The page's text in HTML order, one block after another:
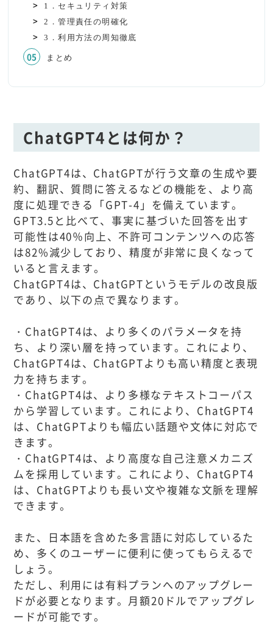
1．セキュリティ対策
2．管理責任の明確化
3．利用方法の周知徹底
まとめ
ChatGPT4とは何か？
ChatGPT4は、ChatGPTが行う文章の生成や要
約、翻訳、質問に答えるなどの機能を、より高
度に処理できる「GPT-4」を備えています。
GPT3.5と比べて、事実に基づいた回答を出す
可能性は40％向上、不許可コンテンツへの応答
は82%減少しており、精度が非常に良くなって
いると言えます。
ChatGPT4は、ChatGPTというモデルの改良版
であり、以下の点で異なります。
・ChatGPT4は、より多くのパラメータを持
ち、より深い層を持っています。これにより、
ChatGPT4は、ChatGPTよりも高い精度と表現
力を持ちます。
・ChatGPT4は、より多様なテキストコーパス
から学習しています。これにより、ChatGPT4
は、ChatGPTよりも幅広い話題や文体に対応で
きます。
・ChatGPT4は、より高度な自己注意メカニズ
ムを採用しています。これにより、ChatGPT4
は、ChatGPTよりも長い文や複雑な文脈を理解
できます。
また、日本語を含めた多言語に対応しているた
め、多くのユーザーに便利に使ってもらえるで
しょう。
ただし、利用には有料プランへのアップグレー
ドが必要となります。月額20ドルでアップグレ
ードが可能です。